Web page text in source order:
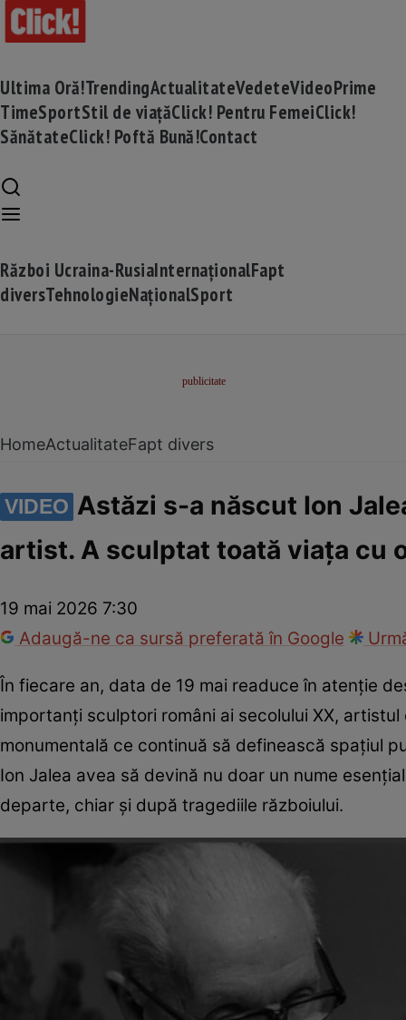
Ultima Oră!TrendingActualitateVedeteVideoPrime
TimeSportStil de viațăClick! Pentru FemeiClick!
SănătateClick! Poftă Bună!Contact
Război Ucraina-RusiaInternaționalFapt
diversTehnologieNaționalSport
HomeActualitateFapt divers
VIDEO Astăzi s-a născut Ion
artist. A sculptat toată viața cu
19 mai 2026 7:30
Adaugă-ne ca sursă preferată în Google
În fiecare an, data de 19 mai readuce în atenție
importanți sculptori români ai secolului XX,
monumentală ce continuă să definească spațiul
Ion Jalea avea să devină nu doar un nume
departe, chiar și după tragediile războiului.